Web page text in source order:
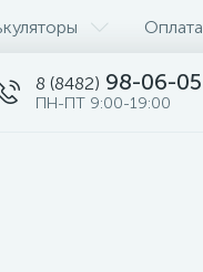
8 (8482) 98-06-05
ПН-ПТ 9:00-19:00